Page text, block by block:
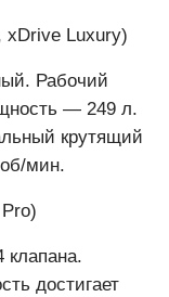
xDrive Luxury)
Рабочий
— 249 л.
крутящий
мин.
клапана.
достигает